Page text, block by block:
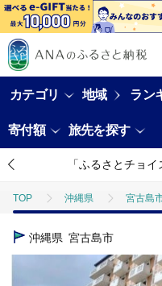
カテゴリ 地域 ラン
寄付額 旅先を探す
「ふるさとチョ
TOP 沖縄県 宮古島
TOP
沖縄県 宮古島市